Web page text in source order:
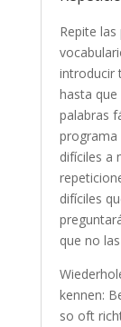
Repite
introducir
hasta
palabras
programa
difíciles a
difíciles
que no
kennen:
so oft